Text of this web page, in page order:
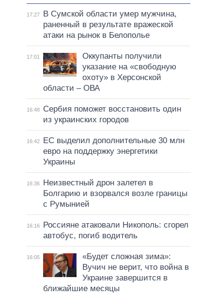
17:27
В Сумской области умер мужчина,
раненный в результате вражеской
атаки на рынок в Белополье
17:01
Оккупанты получили
указание на «свободную
охоту» в Херсонской
области – ОВА
16:48
Сербия поможет восстановить один
из украинских городов
16:42
ЕС выделил дополнительные 30 млн
евро на поддержку энергетики
Украины
16:36
Неизвестный дрон залетел в
Болгарию и взорвался возле границы
с Румынией
16:16
Россияне атаковали Никополь: сгорел
автобус, погиб водитель
16:05
«Будет сложная зима»:
Вучич не верит, что война в
Украине завершится в
ближайшие месяцы